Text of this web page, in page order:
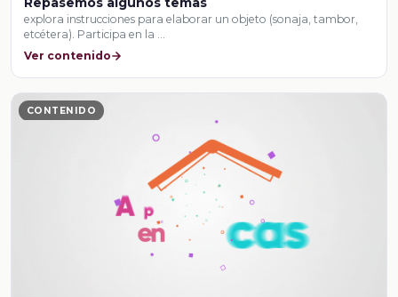
explora instrucciones para elaborar un objeto (sonaja, tambor,
etcétera). Participa en la …
Ver contenido
CONTENIDO